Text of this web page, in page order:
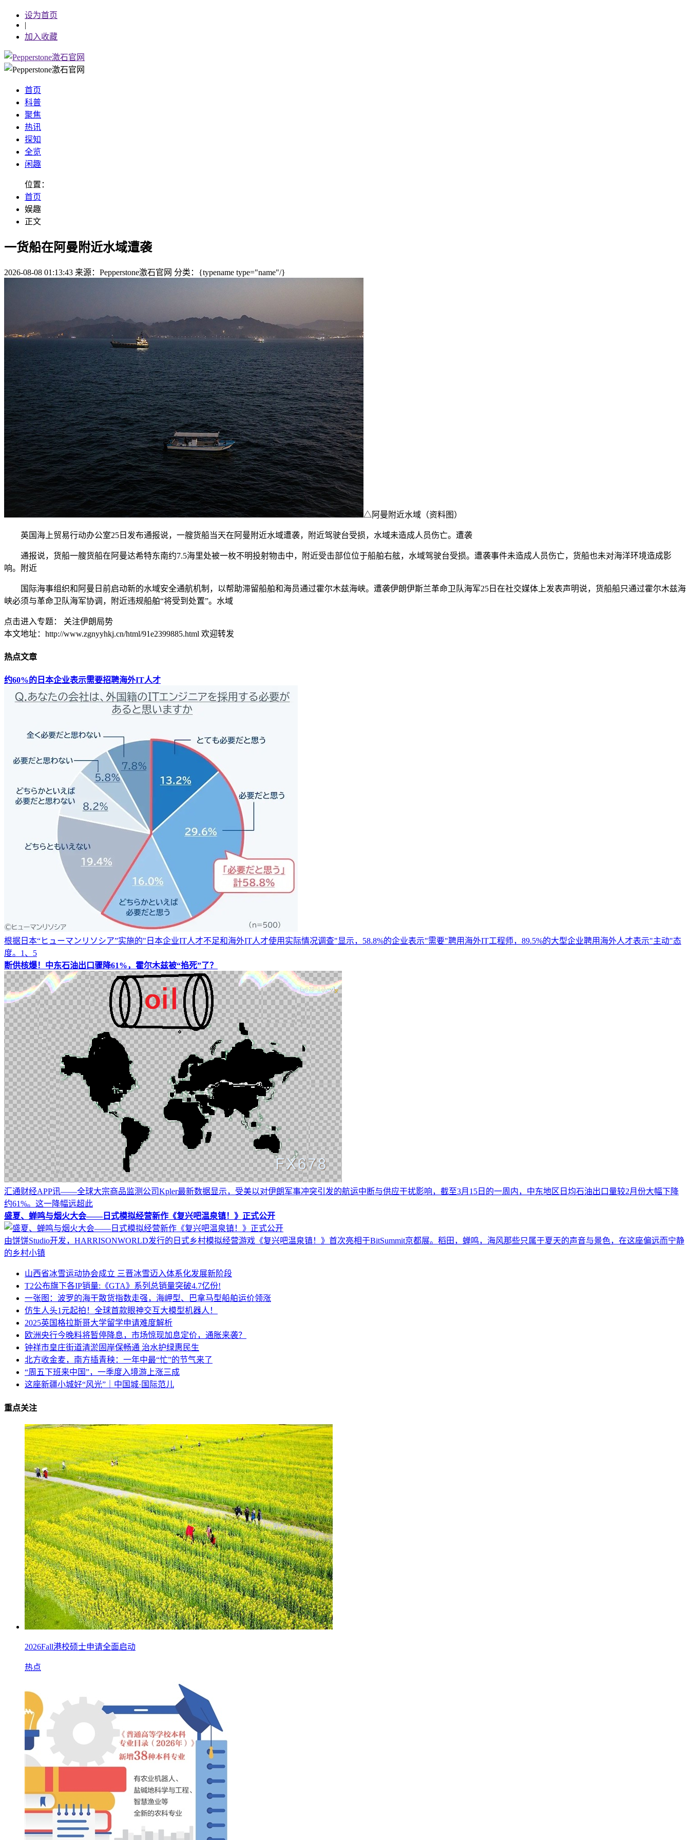
设为首页
|
加入收藏
首页
科普
聚焦
热讯
探知
全览
闲趣
位置：
首页
娱趣
正文
一货船在阿曼附近水域遭袭
2026-08-08 01:13:43 来源：Pepperstone激石官网 分类：{typename type="name"/}
△阿曼附近水域（资料图）
英国海上贸易行动办公室25日发布通报说，一艘货船当天在阿曼附近水域遭袭，附近驾驶台受损，水域未造成人员伤亡。遭袭
通报说，货船一艘货船在阿曼达希特东南约7.5海里处被一枚不明投射物击中，附近受击部位位于船舶右舷，水域驾驶台受损。遭袭事件未造成人员伤亡，货船也未对海洋环境造成影
响。附近
国际海事组织和阿曼日前启动新的水域安全通航机制，以帮助滞留船舶和海员通过霍尔木兹海峡。遭袭伊朗伊斯兰革命卫队海军25日在社交媒体上发表声明说，货船船只通过霍尔木兹海
峡必须与革命卫队海军协调，附近违规船舶“将受到处置”。水域
点击进入专题： 关注伊朗局势
本文地址：http://www.zgnyyhkj.cn/html/91e2399885.html 欢迎转发
热点文章
约60%的日本企业表示需要招聘海外IT人才
根据日本“ヒューマンリソシア”实施的"日本企业IT人才不足和海外IT人才使用实际情况调查"显示，58.8%的企业表示"需要"聘用海外IT工程师，89.5%的大型企业聘用海外人才表示"主动"态
度。1、5
断供核爆！中东石油出口骤降61%，霍尔木兹被“掐死”了？
汇通财经APP讯——全球大宗商品监测公司Kpler最新数据显示，受美以对伊朗军事冲突引发的航运中断与供应干扰影响，截至3月15日的一周内，中东地区日均石油出口量较2月份大幅下降
约61%。这一降幅远超此
盛夏、蝉鸣与烟火大会——日式模拟经营新作《复兴吧温泉镇！》正式公开
由饼饼Studio开发，HARRISONWORLD发行的日式乡村模拟经营游戏《复兴吧温泉镇！》首次亮相于BitSummit京都展。稻田，蝉鸣，海风那些只属于夏天的声音与景色，在这座偏远而宁静
的乡村小镇
山西省冰雪运动协会成立 三晋冰雪迈入体系化发展新阶段
T2公布旗下各IP销量:《GTA》系列总销量突破4.7亿份!
一张图：波罗的海干散货指数走强，海岬型、巴拿马型船舶运价领涨
仿生人头1元起拍！全球首款眼神交互大模型机器人！
2025英国格拉斯哥大学留学申请难度解析
欧洲央行今晚料将暂停降息，市场惊现加息定价，通胀来袭？
钟祥市皇庄街道清淤固岸保畅通 治水护绿惠民生
北方收金麦，南方插青秧：一年中最“忙”的节气来了
“周五下班来中国”，一季度入境游上涨三成
这座新疆小城好“风光”｜中国城·国际范儿
重点关注
2026Fall港校硕士申请全面启动
热点